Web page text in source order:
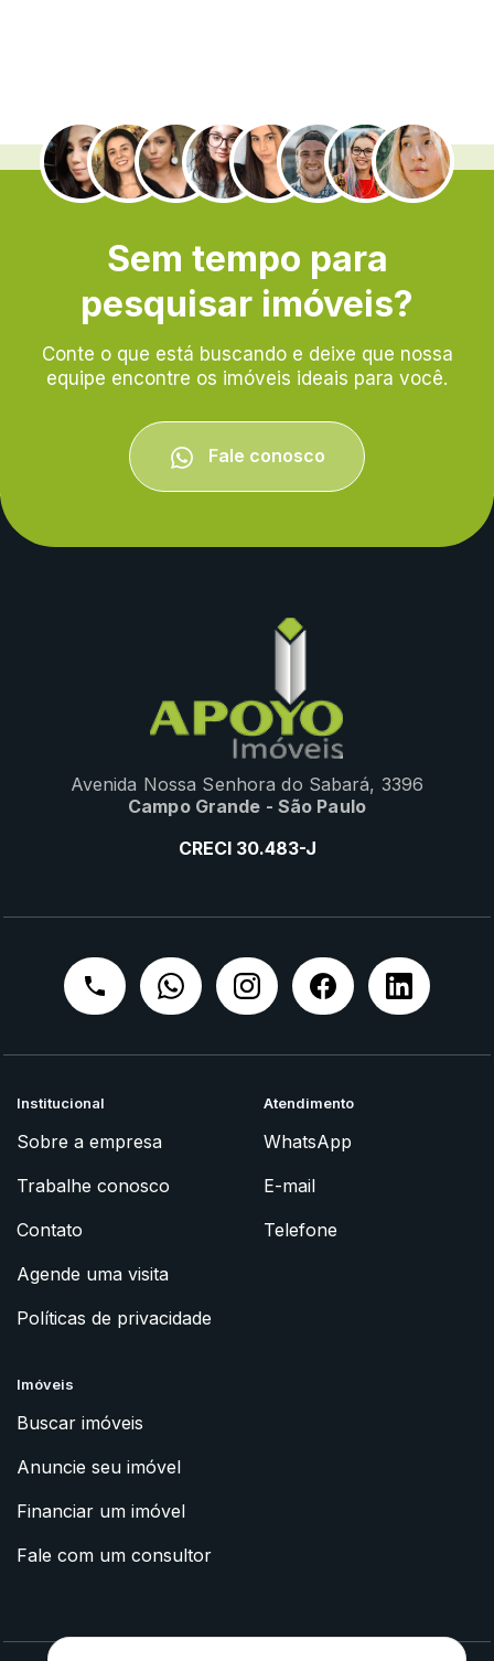
.
Sem tempo para
pesquisar imóveis?
Conte o que está buscando e deixe que nossa
equipe encontre os imóveis ideais para você.
Fale conosco
Avenida Nossa Senhora do Sabará, 3396
Campo Grande - São Paulo
CRECI 30.483-J
Institucional
Sobre a empresa
Trabalhe conosco
Contato
Agende uma visita
Políticas de privacidade
Atendimento
WhatsApp
E-mail
Telefone
Imóveis
Buscar imóveis
Anuncie seu imóvel
Financiar um imóvel
Fale com um consultor